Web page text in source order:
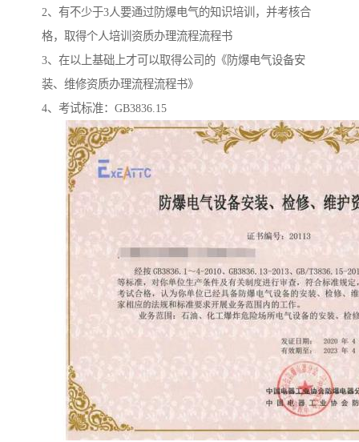
2、有不少于3人要通过防爆电气的知识培训，并考核合
格，取得个人培训资质办理流程流程书
3、在以上基础上才可以取得公司的《防爆电气设备安
装、维修资质办理流程流程书》
4、考试标准：GB3836.15